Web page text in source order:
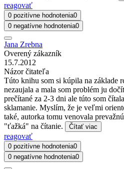
reagovať
0 pozitívne hodnotenia0
0 negatívne hodnotenia0
Jana Zrebna
Overený zákazník
15.7.2012
Názor čitateľa
Túto knihu som si kúpila na základe
nezaujala a mala som problém ju
prečítané za 2-3 dni ale túto som
sklamanie. Myslím, že je veľmi
také, autorka tomu venovala
"ťažká" na čítanie.
Čítať viac
reagovať
0 pozitívne hodnotenia0
0 negatívne hodnotenia0